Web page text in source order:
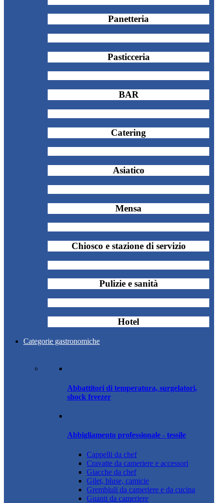
Panetteria
Pasticceria
BAR
Catering
Asiatico
Mensa
Chiosco e stazione di servizio
Pulizie e sanità
Hotel
Categorie gastronomiche
Abbattitori di temperatura, surgelatori,
shock freezer
Abbigliamento professionale - tessile
Cappelli da chef
Cravatte da cameriere e accessori
Giacche da chef
Gilet, bluse, camicie
Grembiuli da cameriere e da cucina
Guanti da cameriere